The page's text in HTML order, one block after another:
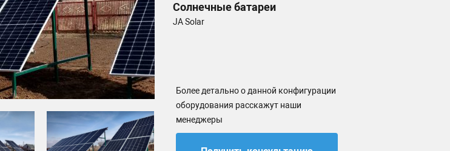
Солнечные батареи
JA Solar
Более детально о данной конфигурации
оборудования расскажут наши
менеджеры